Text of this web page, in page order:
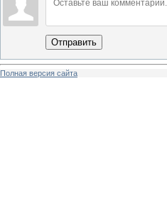
Отправить
Полная версия сайта